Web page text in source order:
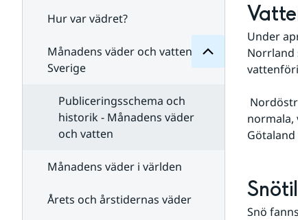
Undersidor
Klimatindikatorer
Hur var vädret?
Månadens väder och vatten i
Sverige
Publiceringsschema och
historik - Månadens väder
och vatten
Månadens väder i världen
Årets och årstidernas väder
Under
Norrland
normala,
Snö